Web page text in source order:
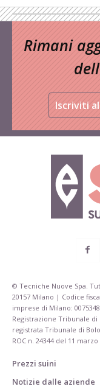
Rimani
Iscriviti
© Tecniche Nuove Spa.
20157 Milano | Codice
imprese di Milano:
Registrazione Tribunale di
registrata Tribunale di
ROC n. 24344 del 11 marzo
Prezzi suini
Notizie dalle aziende